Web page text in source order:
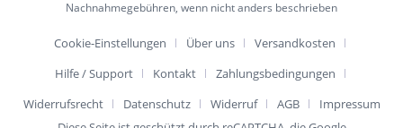
Nachnahmegebühren, wenn nicht anders beschrieben
Cookie-Einstellungen Über uns
Versandkosten
Hilfe / Support
Kontakt
Zahlungsbedingungen
Widerrufsrecht
Datenschutz Widerruf AGB
Impressum